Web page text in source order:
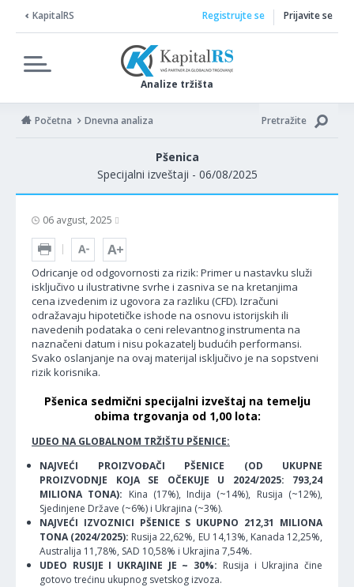
KapitalRS
Analize tržišta
Registrujte se Prijavite se
Početna Dnevna analiza Pretražite
Pšenica
Specijalni izveštaji - 06/08/2025
06 avgust, 2025
Odricanje od odgovornosti za rizik: Primer u nastavku služi
isključivo u ilustrativne svrhe i zasniva se na kretanjima
cena izvedenim iz ugovora za razliku (CFD). Izračuni
odražavaju hipotetičke ishode na osnovu istorijskih ili
navedenih podataka o ceni relevantnog instrumenta na
naznačeni datum i nisu pokazatelj budućih performansi.
Svako oslanjanje na ovaj materijal isključivo je na sopstveni
rizik korisnika.
Pšenica sedmični specijalni izveštaj na temelju
obima trgovanja od 1,00 lota:
UDEO NA GLOBALNOM TRŽIŠTU PŠENICE:
NAJVEĆI PROIZVOĐAČI PŠENICE (OD UKUPNE
PROIZVODNJE KOJA SE OČEKUJE U 2024/2025: 793,24
MILIONA TONA): Kina (17%), Indija (~14%), Rusija (~12%),
Sjedinjene Države (~6%) i Ukrajina (~3%).
NAJVEĆI IZVOZNICI PŠENICE S UKUPNO 212,31 MILIONA
TONA (2024/2025): Rusija 22,62%, EU 14,13%, Kanada 12,25%,
Australija 11,78%, SAD 10,58% i Ukrajina 7,54%.
UDEO RUSIJE I UKRAJINE JE ~ 30%: Rusija i Ukrajina čine
gotovo trećinu ukupnog svetskog izvoza.